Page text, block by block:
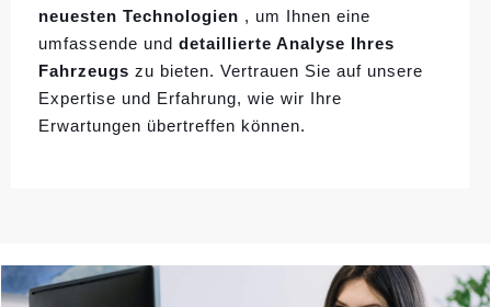
neuesten Technologien , um Ihnen eine
umfassende und detaillierte Analyse Ihres
Fahrzeugs zu bieten. Vertrauen Sie auf unsere
Expertise und Erfahrung, wie wir Ihre
Erwartungen übertreffen können.